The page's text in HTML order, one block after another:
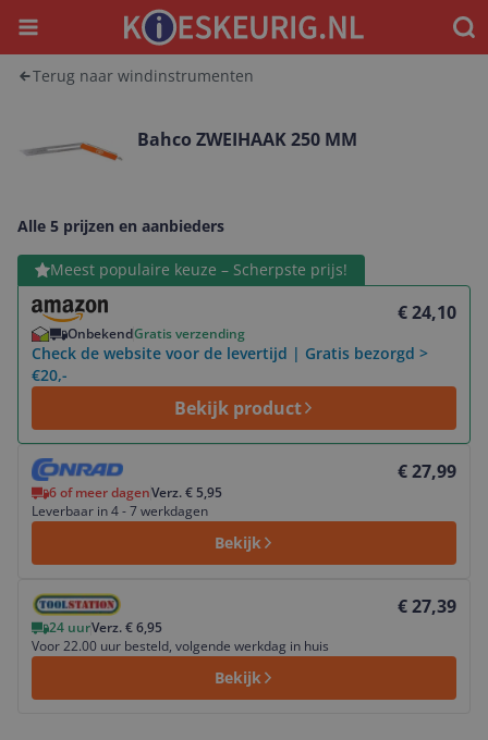
Menu
Terug naar windinstrumenten
Bahco ZWEIHAAK 250 MM
Alle 5 prijzen en aanbieders
Meest populaire keuze – Scherpste prijs!
€ 24,10
OnbekendGratis verzending
Check de website voor de levertijd | Gratis bezorgd >
€20,-
Bekijk product
Bekijk product
€ 27,99
6 of meer dagenVerz. € 5,95
Leverbaar in 4 - 7 werkdagen
Bekijk
Bekijk product
€ 27,39
24 uurVerz. € 6,95
Voor 22.00 uur besteld, volgende werkdag in huis
Bekijk
Bekijk product